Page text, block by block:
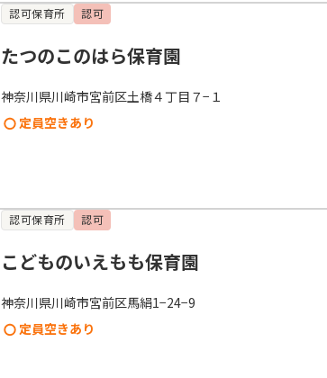
認可保育所 認可
たつのこのはら保育園
神奈川県川崎市宮前区土橋４丁目７−１
定員空きあり
認可保育所 認可
こどものいえもも保育園
神奈川県川崎市宮前区馬絹1−24−9
定員空きあり